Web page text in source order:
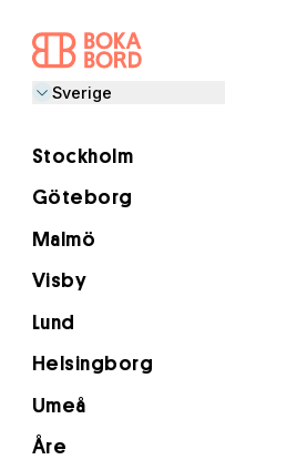
Sverige
Stockholm
Göteborg
Malmö
Visby
Lund
Helsingborg
Umeå
Åre